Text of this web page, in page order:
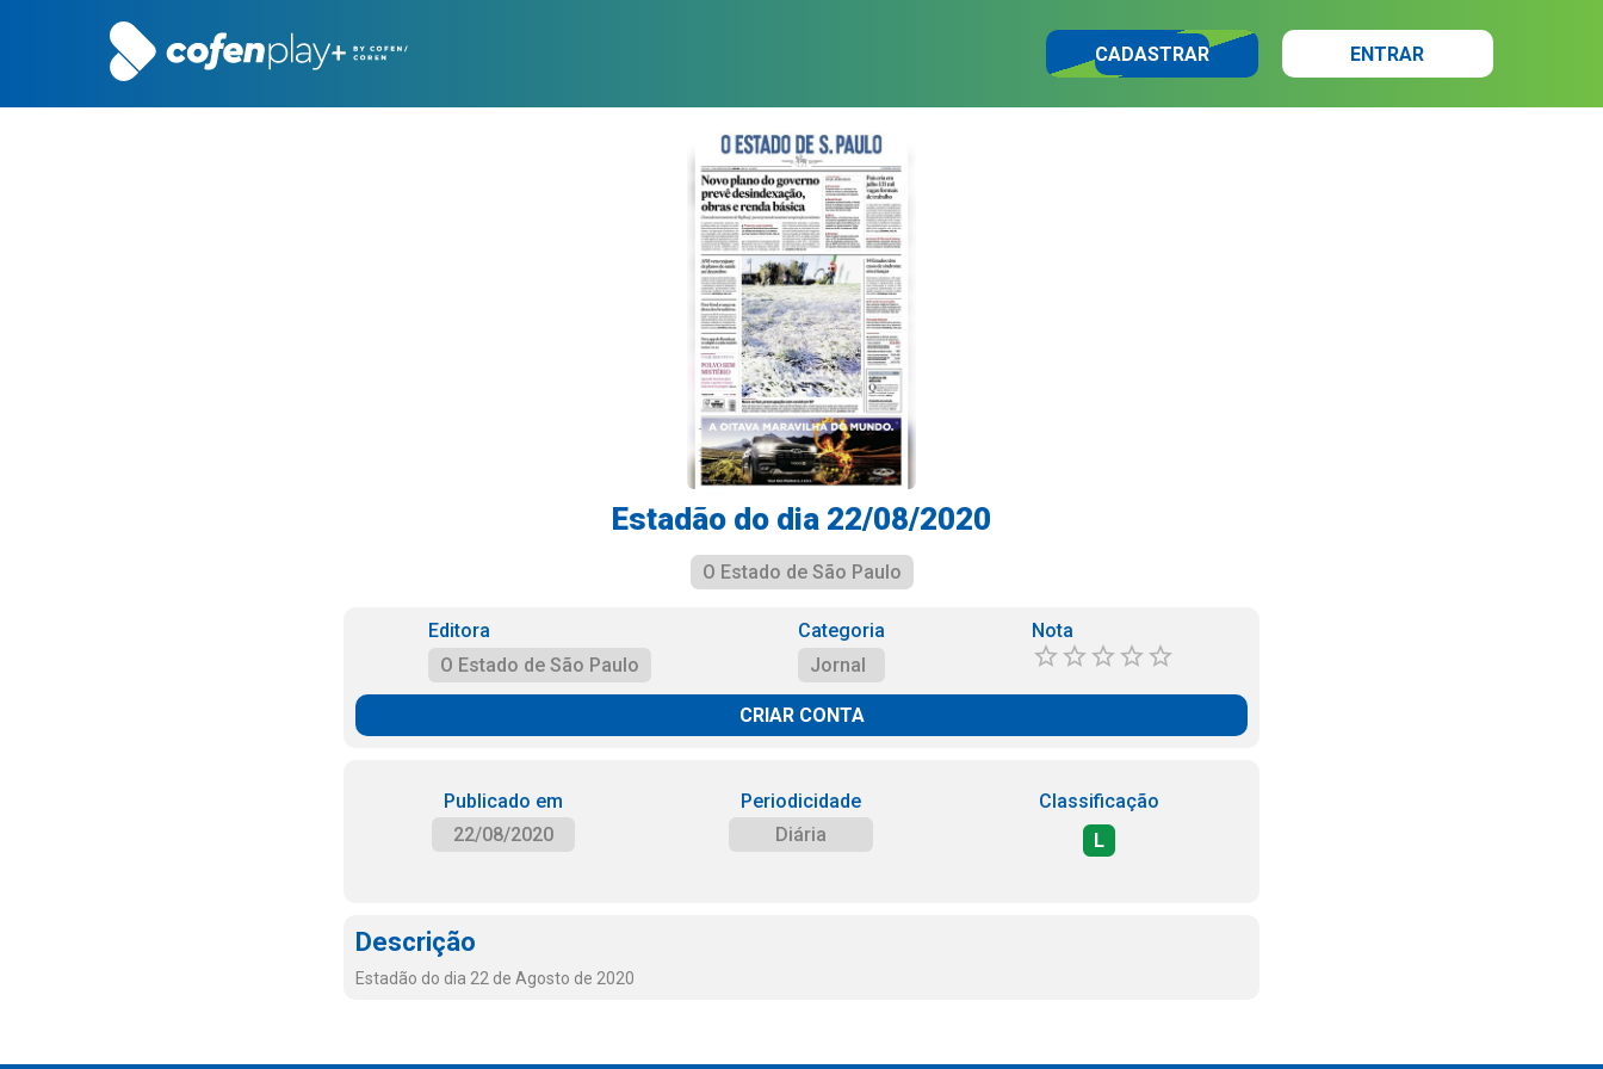
CADASTRAR ENTRAR
Estadão do dia 22/08/2020
O Estado de São Paulo
Editora
O Estado de São Paulo
Categoria
Jornal
Nota
CRIAR CONTA
Publicado em
22/08/2020
Periodicidade
Diária
Classificação
L
Descrição
Estadão do dia 22 de Agosto de 2020